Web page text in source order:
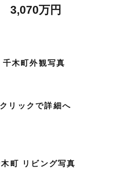
3,070万円
木町外観写真
リックで詳細へ
町 リビング写真